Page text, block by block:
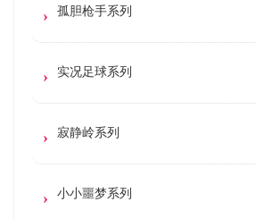
孤胆枪手系列
实况足球系列
寂静岭系列
小小噩梦系列